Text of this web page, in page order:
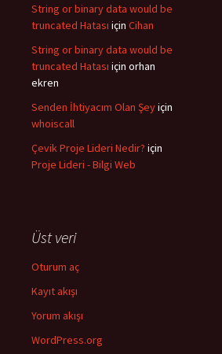
String or binary data would be
truncated Hatası için Cihan
String or binary data would be
truncated Hatası için orhan
ekren
Senden İhtiyacım Olan Şeyiçin
whoiscall
Çevik Proje Lideri Nedir? için
Proje Lideri - Bilgi Web
Üst veri
Oturum aç
Kayıt akışı
Yorum akışı
WordPress.org